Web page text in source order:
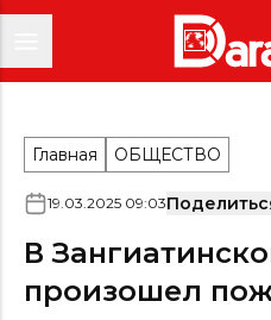
Главная ОБЩЕСТВО
19.03.2025 09:03
В
произошел